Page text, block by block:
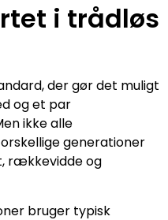
i trådløs
der gør det muligt
og et par
ikke alle
generationer
rækkevidde og
bruger typisk